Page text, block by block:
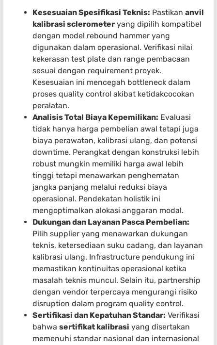
Kesesuaian Spesifikasi Teknis: Pastikan anvil
kalibrasi sclerometer yang dipilih kompatibel
dengan model rebound hammer yang
digunakan dalam operasional. Verifikasi nilai
kekerasan test plate dan range pembacaan
sesuai dengan requirement proyek.
Kesesuaian ini mencegah bottleneck dalam
proses quality control akibat ketidakcocokan
peralatan.
Analisis Total Biaya Kepemilikan: Evaluasi
tidak hanya harga pembelian awal tetapi juga
biaya perawatan, kalibrasi ulang, dan potensi
downtime. Perangkat dengan konstruksi lebih
robust mungkin memiliki harga awal lebih
tinggi tetapi menawarkan penghematan
jangka panjang melalui reduksi biaya
operasional. Pendekatan holistik ini
mengoptimalkan alokasi anggaran modal.
Dukungan dan Layanan Pasca Pembelian:
Pilih supplier yang menawarkan dukungan
teknis, ketersediaan suku cadang, dan layanan
kalibrasi ulang. Infrastructure pendukung ini
memastikan kontinuitas operasional ketika
masalah teknis muncul. Selain itu, partnership
dengan vendor terpercaya mengurangi risiko
disruption dalam program quality control.
Sertifikasi dan Kepatuhan Standar: Verifikasi
bahwa sertifikat kalibrasi yang disertakan
memenuhi standar nasional dan internasional